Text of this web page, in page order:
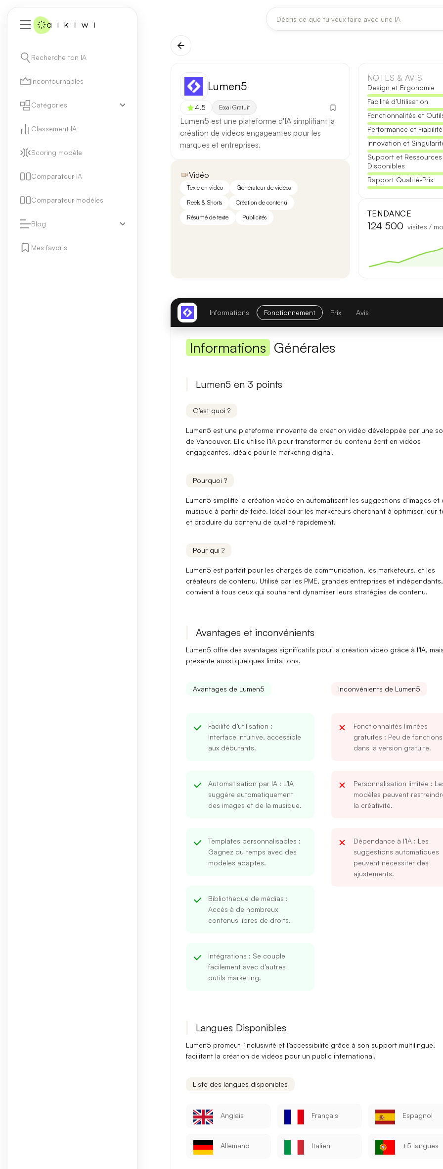
Recherche ton IA
Incontournables
Catégories
Classement IA
Scoring modèle
Comparateur IA
Comparateur modèles
Blog
Mes favoris
Ou continuer avec
Adresse mail
Mot de passe
[TEST] Claude Opus 4.8 : ce qui change
5 août 2026
Anthropic met à jour Claude Opus le 2 août 2026. Cette
fiabilité des réponses longues et la vitesse de première réponse.
Contexte étendu
— les documents longs sont traités d’un
Réponses longues
— latence réduite sur les requêtes courtes.
Comparatif avec la version précédente
Latence 1re réponse
Contexte maximal
Lumen5
4.5 Essai Gratuit
Lumen5 est une plateforme d'IA simplifiant la
création de vidéos engageantes pour les
marques et entreprises.
Vidéo
Texte en vidéo
Générateur de vidéos
Reels & Shorts
Création de contenu
Résumé de texte
Publicités
NOTES & AVIS
Design et Ergonomie
Facilité d’Utilisation
Fonctionnalités et
Performance et Fiabilité
Innovation et
Support et Ressources
Disponibles
Rapport Qualité-Prix
TENDANCE
124 500 visites /
Informations Fonctionnement Prix Avis
Informations Générales
Lumen5 en 3 points
C’est quoi ?
Lumen5 est une plateforme innovante de création vidéo développée par une
de Vancouver. Elle utilise l’IApour transformer du contenu écrit en vidéos
engageantes, idéale pour le marketing digital.
Pourquoi ?
Lumen5 simplifie la création vidéo en automatisant les suggestions d’images et
musique à partir de texte. Idéal pour les marketeurs cherchant à optimiser leur
et produire du contenu de qualité rapidement.
Pour qui ?
Lumen5 est parfait pour les chargés de communication, les marketeurs, et les
créateurs de contenu. Utilisé par les PME, grandes entreprises et indépendants
convient à tous ceux qui souhaitent dynamiser leurs stratégies de contenu.
Avantages et inconvénients
Lumen5 offre des avantages significatifs pour la création vidéo grâce à l’IA,
présente aussi quelques limitations.
Avantages de Lumen5
Facilité d’utilisation :
Interface intuitive, accessible
aux débutants.
Automatisation par IA: L’IA
suggère automatiquement
des images et de la musique.
Templates personnalisables :
Gagnez du temps avec des
modèles adaptés.
Bibliothèque de médias :
Accès à de nombreux
contenus libres de droits.
Intégrations : Se couple
facilement avec d’autres
outils marketing.
Inconvénients de Lumen5
Fonctionnalités limitées
gratuites : Peu de fonctions
dans la version gratuite.
Personnalisation limitée :
modèles peuvent
la créativité.
Dépendance à l’IA: Les
suggestions automatiques
peuvent nécessiter des
ajustements.
Langues Disponibles
Lumen5 promeut l’inclusivité et l’accessibilité grâce à son support multilingue,
facilitant la création de vidéos pour un public international.
Liste des langues disponibles
Anglais Français Espagnol
Allemand Italien +5 langues